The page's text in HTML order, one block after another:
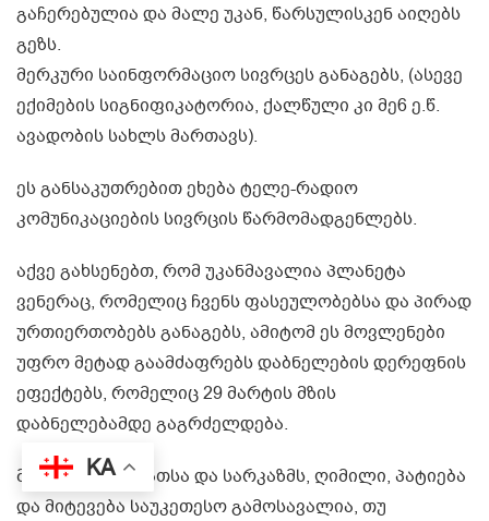
გაჩერებულია და მალე უკან, წარსულისკენ აიღებს
გეზს.
მერკური საინფორმაციო სივრცეს განაგებს, (ასევე
ექიმების სიგნიფიკატორია, ქალწული კი მე6 ე.წ.
ავადობის სახლს მართავს).
ეს განსაკუთრებით ეხება ტელე-რადიო
კომუნიკაციების სივრცის წარმომადგენლებს.
აქვე გახსენებთ, რომ უკანმავალია პლანეტა
ვენერაც, რომელიც ჩვენს ფასეულობებსა და პირად
ურთიერთობებს განაგებს, ამიტომ ეს მოვლენები
უფრო მეტად გაამძაფრებს დაბნელების დერეფნის
ეფექტებს, რომელიც 29 მარტის მზის
დაბნელებამდე გაგრძელდება.
მოერიდეთ კამათსა და სარკაზმს, ღიმილი, პატიება
და მიტევება საუკეთესო გამოსავალია, თუ
KA